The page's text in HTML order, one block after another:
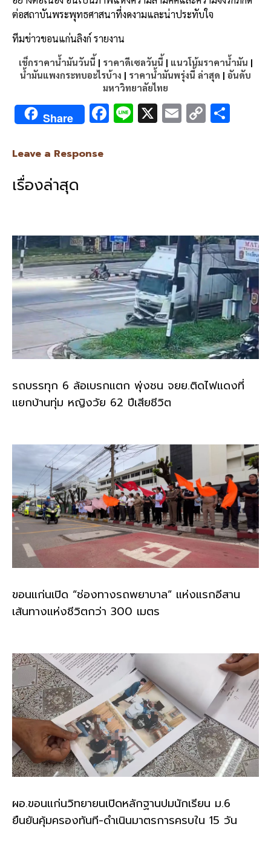
ต่อสถาบันพระพุทธศาสนาที่งดงามและน่าประทับใจ
ทีมข่าวขอนแก่นลิงก์ รายงาน
เช็กราคาน้ำมันวันนี้ | ราคาดีเซลวันนี้ | แนวโน้มราคาน้ำมัน |
น้ำมันแพงกระทบอะไรบ้าง | ราคาน้ำมันพรุ่งนี้ ล่าสุด | อันดับ
มหาวิทยาลัยไทย
Share F
k
Li X E C
Leave a Response
เรื่องล่าสุด
รถบรรทุก 6 ล้อเบรกแตก พุ่งชน จยย.ติดไฟแดงที่
แยกบ้านทุ่ม หญิงวัย 62 ปีเสียชีวิต
ขอนแก่นเปิด “ช่องทางรถพยาบาล” แห่งแรกอีสาน
เส้นทางแห่งชีวิตกว่า 300 เมตร
ผอ.ขอนแก่นวิทยายนเปิดหลักฐานปมนักเรียน ม.6
ยืนยันคุ้มครองทันที-ดำเนินมาตรการครบใน 15 วัน